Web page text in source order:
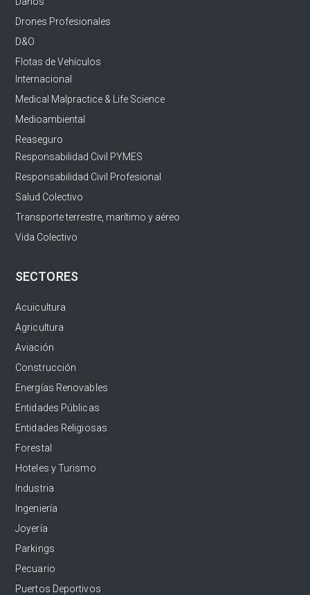
Drones Profesionales
D&O
Flotas de Vehículos
Internacional
Medical Malpractice & Life Science
Medioambiental
Reaseguro
Responsabilidad Civil PYMES
Responsabilidad Civil Profesional
Salud Colectivo
Transporte terrestre, marítimo y aéreo
Vida Colectivo
SECTORES
Acuicultura
Agricultura
Aviación
Construcción
Energías Renovables
Entidades Públicas
Entidades Religiosas
Forestal
Hoteles y Turismo
Industria
Ingeniería
Joyería
Parkings
Pecuario
Puertos Deportivos